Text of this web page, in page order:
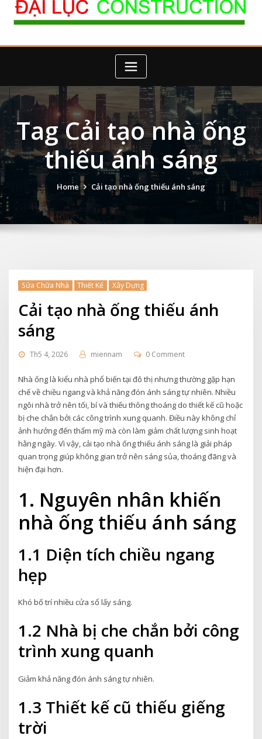
Tag Cải tạo nhà ống
thiếu ánh sáng
Home Cải tạo nhà ống thiếu ánh sáng
Sửa Chữa Nhà Thiết Kế Xây Dựng
Cải tạo nhà ống thiếu ánh
sáng
Th5 4, 2026 miennam 0 Comment
Nhà ống là kiểu nhà phổ biến tại đô thị nhưng thường gặp hạn
chế về chiều ngang và khả năng đón ánh sáng tự nhiên. Nhiều
ngôi nhà trở nên tối, bí và thiếu thông thoáng do thiết kế cũ hoặc
bị che chắn bởi các công trình xung quanh. Điều này không chỉ
ảnh hưởng đến thẩm mỹ mà còn làm giảm chất lượng sinh hoạt
hằng ngày. Vì vậy, cải tạo nhà ống thiếu ánh sáng là giải pháp
quan trọng giúp không gian trở nên sáng sủa, thoáng đãng và
hiện đại hơn.
1. Nguyên nhân khiến
nhà ống thiếu ánh sáng
1.1 Diện tích chiều ngang
hẹp
Khó bố trí nhiều cửa sổ lấy sáng.
1.2 Nhà bị che chắn bởi công
trình xung quanh
Giảm khả năng đón ánh sáng tự nhiên.
1.3 Thiết kế cũ thiếu giếng
trời